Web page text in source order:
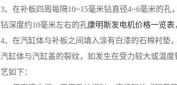
3、在补板四周每隔10~15毫米钻直径4~6毫米的
钻深度约10毫米左右的孔康明斯发电机价格一览表
4、在汽缸体与补板之间填入涂有白漆的石棉衬垫
汽缸体与汽缸盖的裂纹，如发生在受力较大或温
艺如下：